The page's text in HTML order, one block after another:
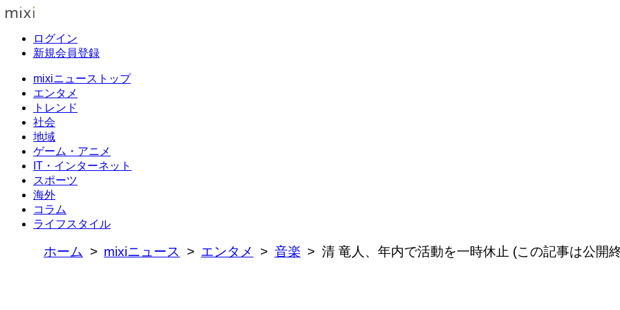
ログイン
新規会員登録
mixiニューストップ
エンタメ
トレンド
社会
地域
ゲーム・アニメ
IT・インターネット
スポーツ
海外
コラム
ライフスタイル
ホーム mixiニュース エンタメ 音楽 清 竜人、年内で活動を一時休止 (この記事は公開